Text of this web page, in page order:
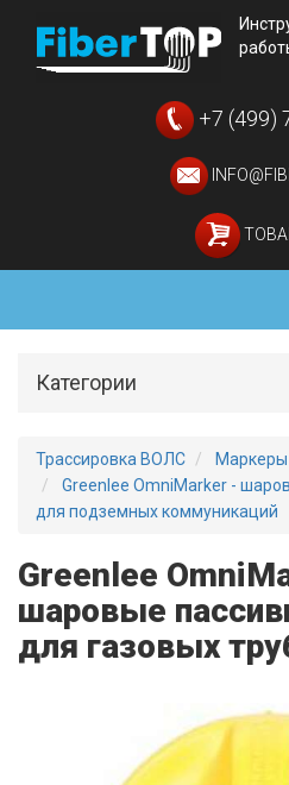
+7 (499)
Категории
Трассировка ВОЛС
Маркеры
Greenlee OmniMarker -
для подземных коммуникаций
Greenlee
шаровые
для газовых